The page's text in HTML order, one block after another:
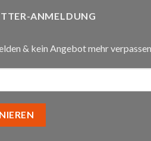
ANMELDUNG
& kein Angebot mehr